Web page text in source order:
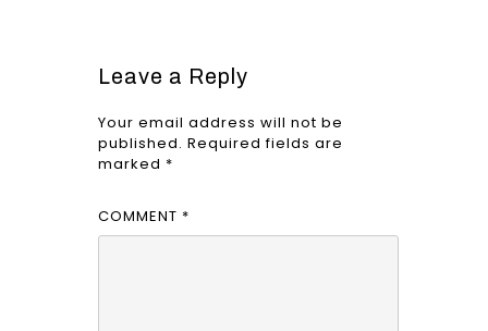
Leave a Reply
Your email address will not be
published. Required fields are
marked *
COMMENT *